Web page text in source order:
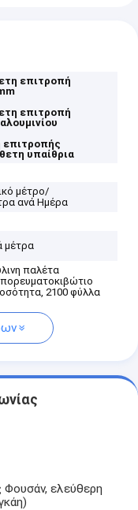
επιτροπή
επιτροπή
επιτροπής
υπαίθρια
μέτρο/
ανά Ημέρα
μέτρα
παλέτα
2100 φύλλα
ελεύθερη